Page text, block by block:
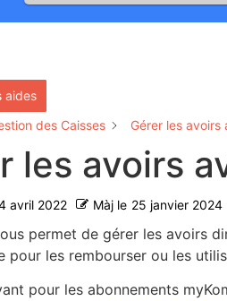
aides
des Caisses Gérer les avoirs
les avoirs
avril 2022 Màj le 25 janvier 2024
permet de gérer les avoirs
pour les rembourser ou les
pour les abonnements